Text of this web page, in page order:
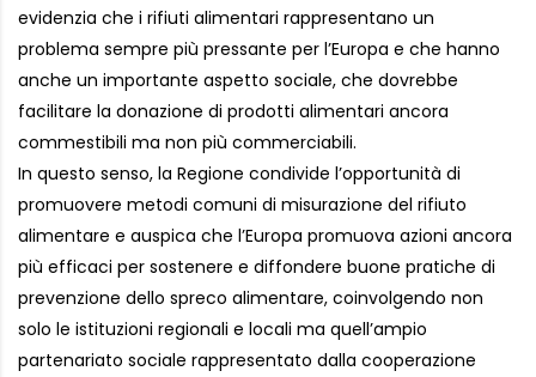
evidenzia che i rifiuti alimentari rappresentano un
problema sempre più pressante per l’Europa e che hanno
anche un importante aspetto sociale, che dovrebbe
facilitare la donazione di prodotti alimentari ancora
commestibili ma non più commerciabili.
In questo senso, la Regione condivide l’opportunità di
promuovere metodi comuni di misurazione del rifiuto
alimentare e auspica che l’Europa promuova azioni ancora
più efficaci per sostenere e diffondere buone pratiche di
prevenzione dello spreco alimentare, coinvolgendo non
solo le istituzioni regionali e locali ma quell’ampio
partenariato sociale rappresentato dalla cooperazione